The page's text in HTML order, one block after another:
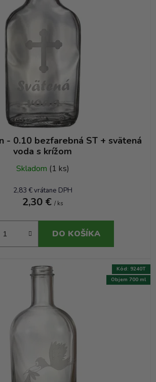
- 0.10 bezfarebná ST + svätená
voda s krížom
Skladom (1 ks)
2,83 € vrátane DPH
2,30 € / ks
DO KOŠÍKA
Objem 700 ml
Kód: 9240T